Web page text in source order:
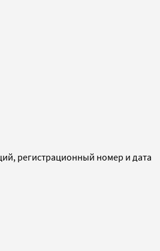
регистрационный номер и дата